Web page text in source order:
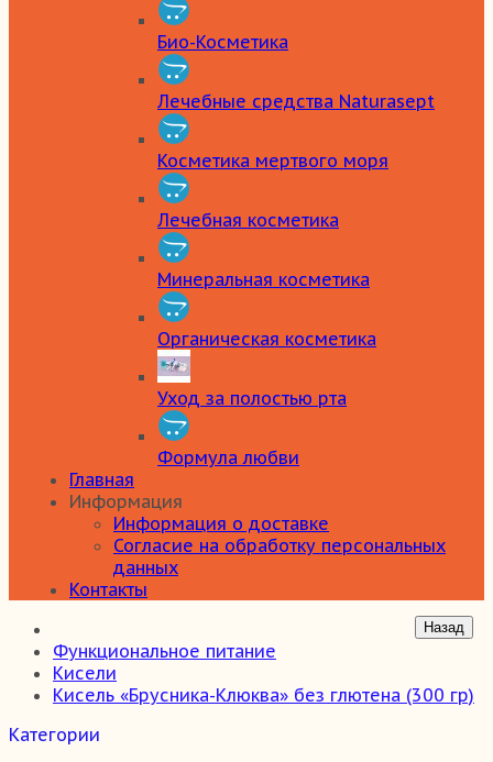
Био-Косметика
Лечебные средства Naturasept
Косметика мертвого моря
Лечебная косметика
Минеральная косметика
Органическая косметика
Уход за полостью рта
Формула любви
Главная
Информация
Информация о доставке
Согласие на обработку персональных
данных
Контакты
Функциональное питание
Кисели
Кисель «Брусника-Клюква» без глютена (300 гр)
Категории